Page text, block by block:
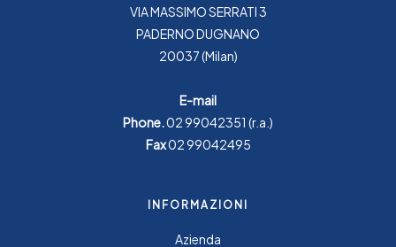
VIA MASSIMO SERRATI 3
PADERNO DUGNANO
20037 (Milan)
E-mail
Phone.02 99042351 (r.a.)
Fax02 99042495
INFORMAZIONI
Azienda